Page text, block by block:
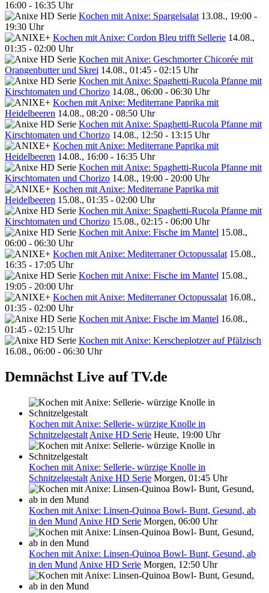
16:00 - 16:35 Uhr
Kochen mit Anixe: Spargelsalat 13.08., 19:00 -
19:30 Uhr
Kochen mit Anixe: Cordon Bleu trifft Sellerie 14.08.,
01:35 - 02:00 Uhr
Kochen mit Anixe: Geschmorter Chicorée mit
Orangenbutter und Skrei 14.08., 01:45 - 02:15 Uhr
Kochen mit Anixe: Spaghetti-Rucola Pfanne mit
Kirschtomaten und Chorizo 14.08., 06:00 - 06:30 Uhr
Kochen mit Anixe: Mediterrane Paprika mit
Heidelbeeren 14.08., 08:20 - 08:50 Uhr
Kochen mit Anixe: Spaghetti-Rucola Pfanne mit
Kirschtomaten und Chorizo 14.08., 12:50 - 13:15 Uhr
Kochen mit Anixe: Mediterrane Paprika mit
Heidelbeeren 14.08., 16:00 - 16:35 Uhr
Kochen mit Anixe: Spaghetti-Rucola Pfanne mit
Kirschtomaten und Chorizo 14.08., 19:00 - 20:00 Uhr
Kochen mit Anixe: Mediterrane Paprika mit
Heidelbeeren 15.08., 01:35 - 02:00 Uhr
Kochen mit Anixe: Spaghetti-Rucola Pfanne mit
Kirschtomaten und Chorizo 15.08., 02:15 - 06:00 Uhr
Kochen mit Anixe: Fische im Mantel 15.08.,
06:00 - 06:30 Uhr
Kochen mit Anixe: Mediterraner Octopussalat 15.08.,
16:35 - 17:05 Uhr
Kochen mit Anixe: Fische im Mantel 15.08.,
19:05 - 20:00 Uhr
Kochen mit Anixe: Mediterraner Octopussalat 16.08.,
01:35 - 02:00 Uhr
Kochen mit Anixe: Fische im Mantel 16.08.,
01:45 - 02:15 Uhr
Kochen mit Anixe: Kerscheplotzer auf Pfälzisch
16.08., 06:00 - 06:30 Uhr
Demnächst Live auf TV.de
Kochen mit Anixe: Sellerie- würzige Knolle in
Schnitzelgestalt Anixe HD Serie Heute, 19:00 Uhr
Kochen mit Anixe: Sellerie- würzige Knolle in
Schnitzelgestalt Anixe HD Serie Morgen, 01:45 Uhr
Kochen mit Anixe: Linsen-Quinoa Bowl- Bunt, Gesund, ab
in den Mund Anixe HD Serie Morgen, 06:00 Uhr
Kochen mit Anixe: Linsen-Quinoa Bowl- Bunt, Gesund, ab
in den Mund Anixe HD Serie Morgen, 12:50 Uhr